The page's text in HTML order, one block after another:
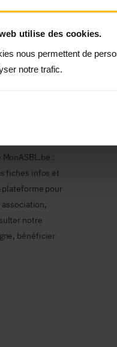
utilise des cookies.
nous permettent de
notre trafic.
en tant
pour
des
:
fiches infos et
pour
notre
bénéficier